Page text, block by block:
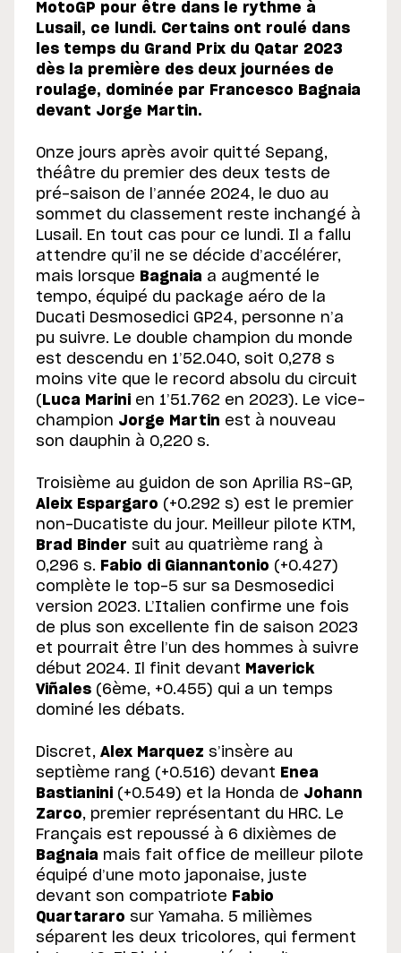
MotoGP pour être dans le rythme à
Lusail, ce lundi. Certains ont roulé dans
les temps du Grand Prix du Qatar 2023
dès la première des deux journées de
roulage, dominée par Francesco Bagnaia
devant Jorge Martin.
Onze jours après avoir quitté Sepang,
théâtre du premier des deux tests de
pré-saison de l’année 2024, le duo au
sommet du classement reste inchangé à
Lusail. En tout cas pour ce lundi. Il a fallu
attendre qu’il ne se décide d’accélérer,
mais lorsque Bagnaia a augmenté le
tempo, équipé du package aéro de la
Ducati Desmosedici GP24, personne n’a
pu suivre. Le double champion du monde
est descendu en 1’52.040, soit 0,278 s
moins vite que le record absolu du circuit
( Luca Marini en 1’51.762 en 2023). Le vice-
champion Jorge Martin est à nouveau
son dauphin à 0,220 s.
Troisième au guidon de son Aprilia RS-GP,
Aleix Espargaro (+0.292 s) est le premier
non-Ducatiste du jour. Meilleur pilote KTM,
Brad Binder suit au quatrième rang à
0,296 s. Fabio di Giannantonio (+0.427)
complète le top-5 sur sa Desmosedici
version 2023. L’Italien confirme une fois
de plus son excellente fin de saison 2023
et pourrait être l’un des hommes à suivre
début 2024. Il finit devant Maverick
Viñales (6ème, +0.455) qui a un temps
dominé les débats.
Discret, Alex Marquez s’insère au
septième rang (+0.516) devant Enea
Bastianini (+0.549) et la Honda de Johann
Zarco, premier représentant du HRC. Le
Français est repoussé à 6 dixièmes de
Bagnaia mais fait office de meilleur pilote
équipé d’une moto japonaise, juste
devant son compatriote Fabio
Quartararo sur Yamaha. 5 milièmes
séparent les deux tricolores, qui ferment